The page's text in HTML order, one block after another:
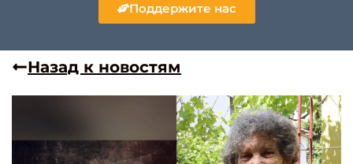
Поддержите нас
Назад к новостям